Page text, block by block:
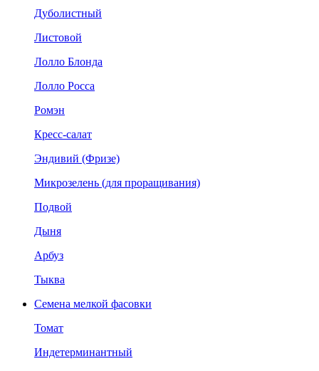
Дуболистный
Листовой
Лолло Блонда
Лолло Росса
Ромэн
Кресс-салат
Эндивий (Фризе)
Микрозелень (для проращивания)
Подвой
Дыня
Арбуз
Тыква
Семена мелкой фасовки
Томат
Индетерминантный